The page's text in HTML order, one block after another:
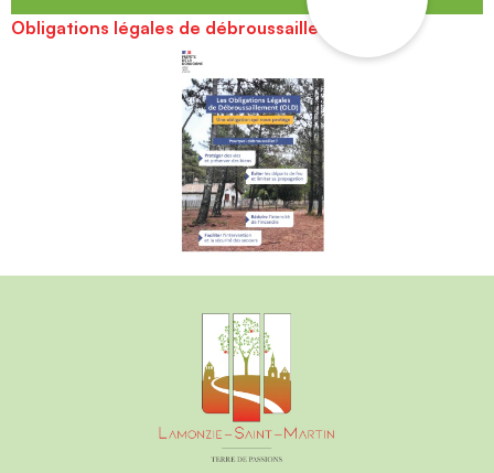
Obligations légales de débroussaillement